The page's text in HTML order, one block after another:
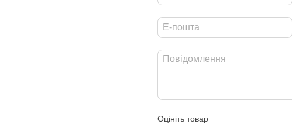
Оцініть товар